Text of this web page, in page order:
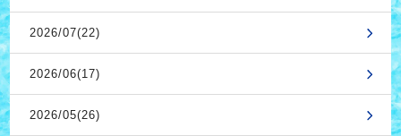
2026/07(22)
2026/06(17)
2026/05(26)